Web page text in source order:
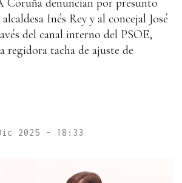
Coruña denuncian por presunto
Inés Rey y al concejal José
del canal interno del PSOE,
regidora tacha de ajuste de
2025 - 18:33